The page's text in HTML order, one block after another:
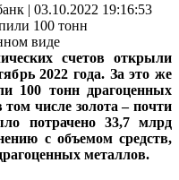
| 03.10.2022 19:16:53
счетов открыли
2022 года. За это же
100 тонн драгоценных
числе золота – почти
потрачено 33,7 млрд
с объемом средств,
металлов.